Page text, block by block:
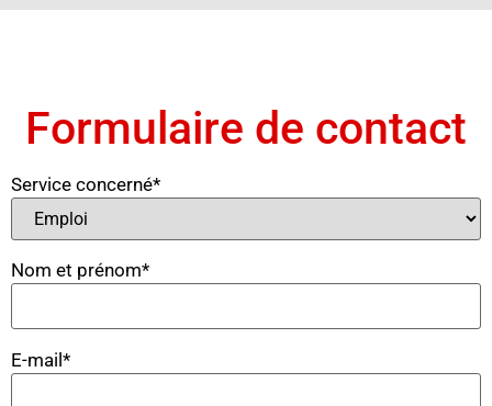
Formulaire de contact
Service concerné*
Nom et prénom*
E-mail*